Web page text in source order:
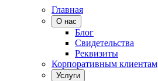
Главная
О нас
Блог
Свидетельства
Реквизиты
Корпоративным клиентам
Услуги